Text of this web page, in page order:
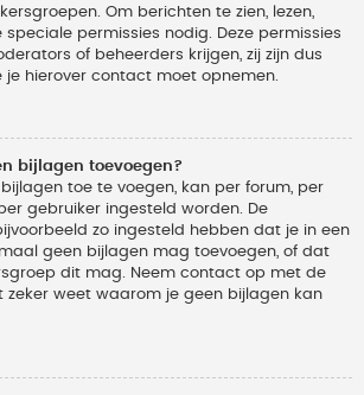
Om berichten te zien, lezen,
speciale permissies nodig. Deze permissies
of beheerders krijgen, zij zijn dus
je hierover contact moet opnemen.
bijlagen toevoegen?
toe te voegen, kan per forum, per
gebruiker ingesteld worden. De
zo ingesteld hebben dat je in een
geen bijlagen mag toevoegen, of dat
dit mag. Neem contact op met de
zeker weet waarom je geen bijlagen kan